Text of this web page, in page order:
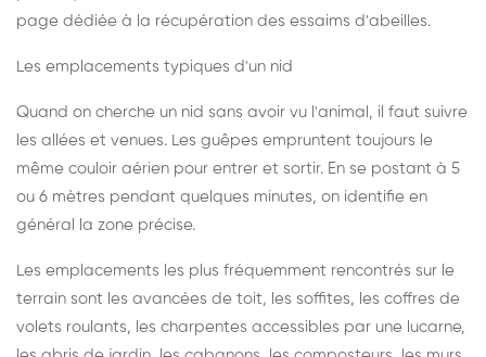
page dédiée à la récupération des essaims d'abeilles.
Les emplacements typiques d'un nid
Quand on cherche un nid sans avoir vu l'animal, il faut suivre
les allées et venues. Les guêpes empruntent toujours le
même couloir aérien pour entrer et sortir. En se postant à 5
ou 6 mètres pendant quelques minutes, on identifie en
général la zone précise.
Les emplacements les plus fréquemment rencontrés sur le
terrain sont les avancées de toit, les soffites, les coffres de
volets roulants, les charpentes accessibles par une lucarne,